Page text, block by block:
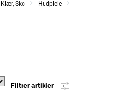
Klær, Sko
Hudpleie
Filtrer artikler